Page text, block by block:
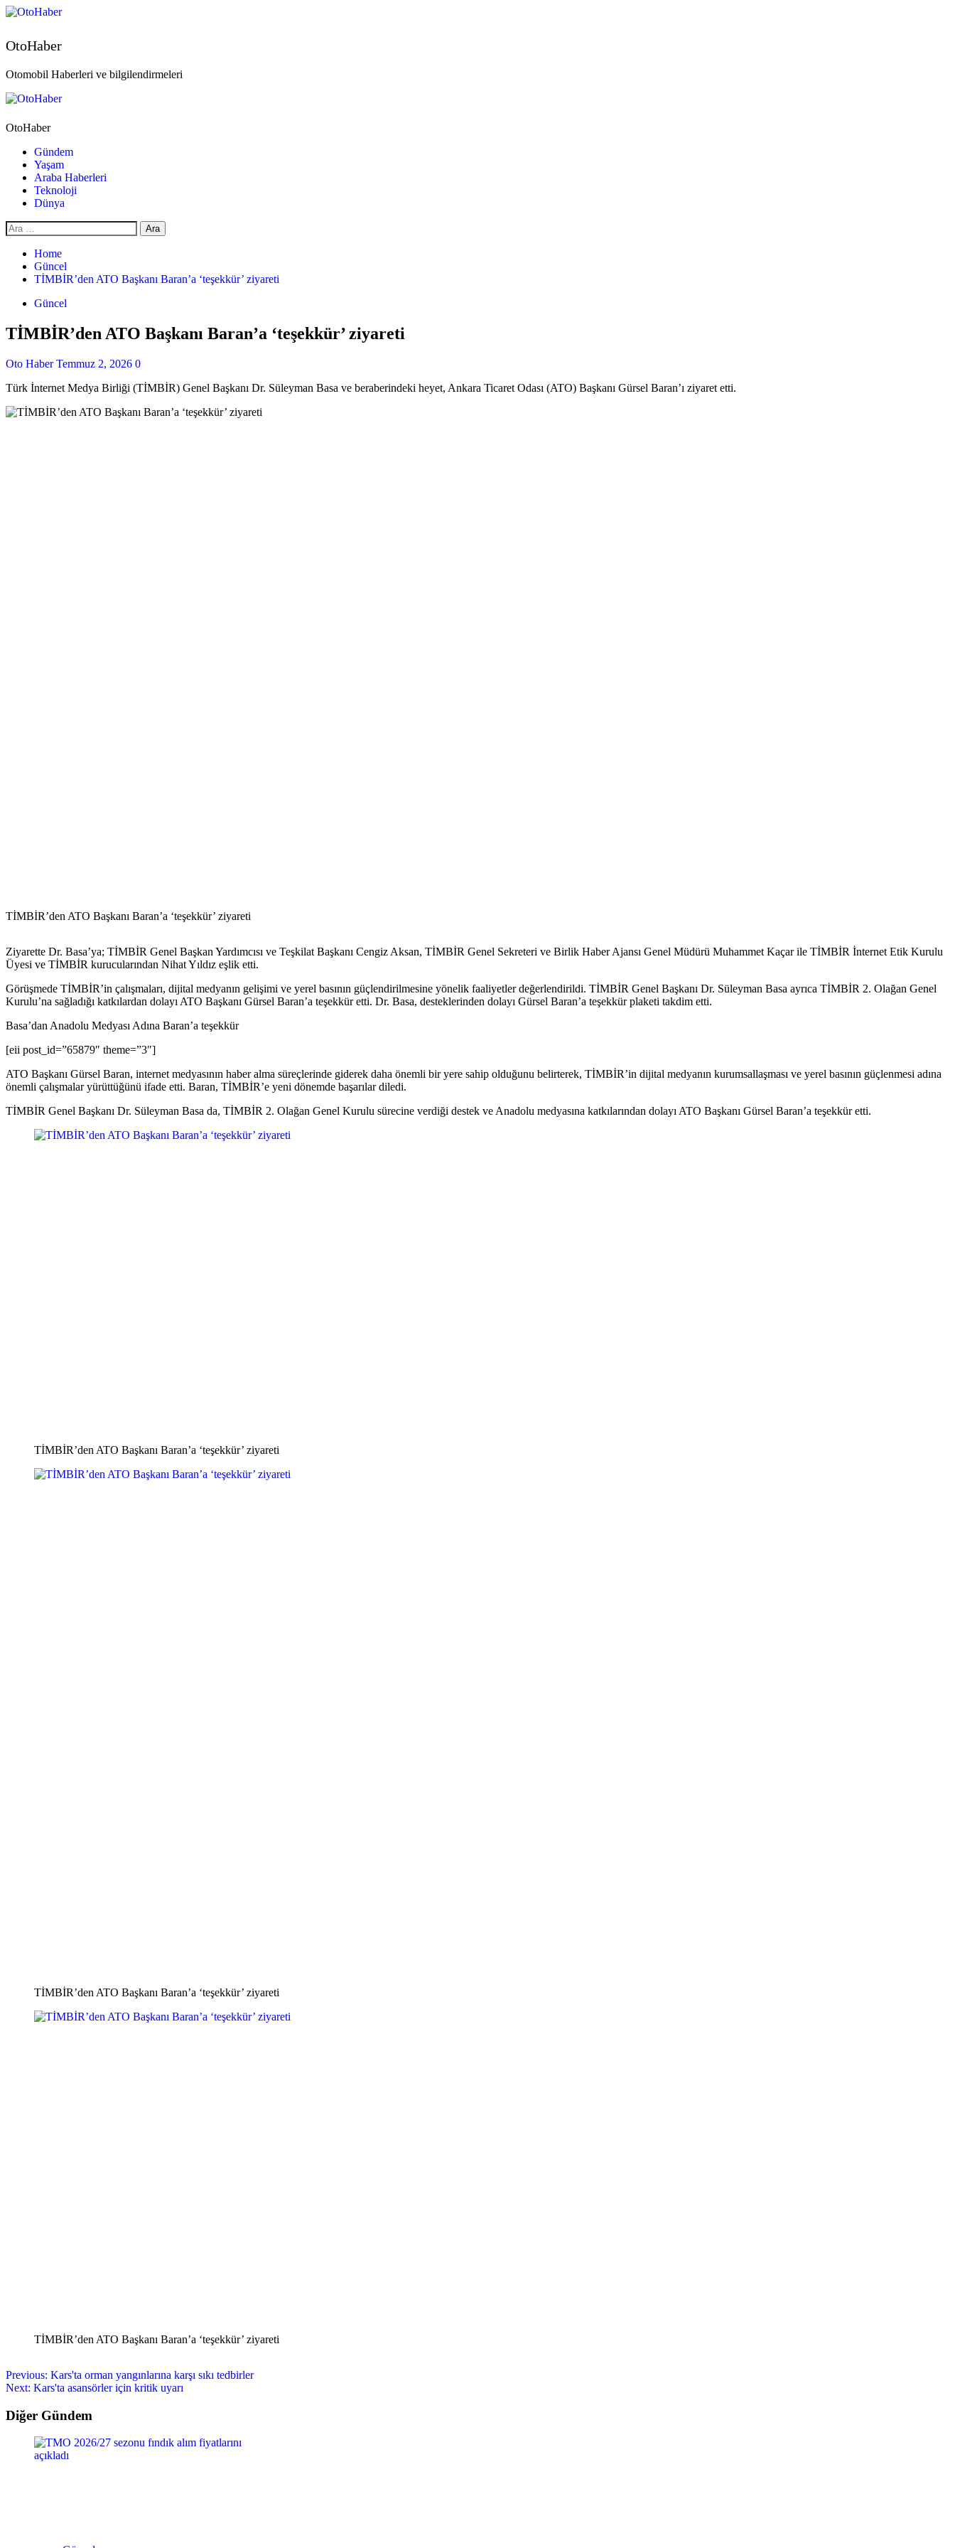
OtoHaber
Otomobil Haberleri ve bilgilendirmeleri
OtoHaber
Gündem
Yaşam
Araba Haberleri
Teknoloji
Dünya
Home
Güncel
TİMBİR’den ATO Başkanı Baran’a ‘teşekkür’ ziyareti
Güncel
TİMBİR’den ATO Başkanı Baran’a ‘teşekkür’ ziyareti
Oto HaberTemmuz 2, 2026 0
Türk İnternet Medya Birliği (TİMBİR) Genel Başkanı Dr. Süleyman Basa ve beraberindeki heyet, Ankara Ticaret Odası (ATO) Başkanı Gürsel Baran’ı ziyaret etti.
TİMBİR’den ATO Başkanı Baran’a ‘teşekkür’ ziyareti
Ziyarette Dr. Basa’ya; TİMBİR Genel Başkan Yardımcısı ve Teşkilat Başkanı Cengiz Aksan, TİMBİR Genel Sekreteri ve Birlik Haber Ajansı Genel Müdürü Muhammet Kaçar ile TİMBİR İnternet Etik Kurulu
Üyesi ve TİMBİR kurucularından Nihat Yıldız eşlik etti.
Görüşmede TİMBİR’in çalışmaları, dijital medyanın gelişimi ve yerel basının güçlendirilmesine yönelik faaliyetler değerlendirildi. TİMBİR Genel Başkanı Dr. Süleyman Basa ayrıca TİMBİR 2. Olağan Genel
Kurulu’na sağladığı katkılardan dolayı ATO Başkanı Gürsel Baran’a teşekkür etti. Dr. Basa, desteklerinden dolayı Gürsel Baran’a teşekkür plaketi takdim etti.
Basa’dan Anadolu Medyası Adına Baran’a teşekkür
[eii post_id=”65879″ theme=”3″]
ATO Başkanı Gürsel Baran, internet medyasının haber alma süreçlerinde giderek daha önemli bir yere sahip olduğunu belirterek, TİMBİR’in dijital medyanın kurumsallaşması ve yerel basının güçlenmesi adına
önemli çalışmalar yürüttüğünü ifade etti. Baran, TİMBİR’e yeni dönemde başarılar diledi.
TİMBİR Genel Başkanı Dr. Süleyman Basa da, TİMBİR 2. Olağan Genel Kurulu sürecine verdiği destek ve Anadolu medyasına katkılarından dolayı ATO Başkanı Gürsel Baran’a teşekkür etti.
TİMBİR’den ATO Başkanı Baran’a ‘teşekkür’ ziyareti
TİMBİR’den ATO Başkanı Baran’a ‘teşekkür’ ziyareti
TİMBİR’den ATO Başkanı Baran’a ‘teşekkür’ ziyareti
Previous: Kars'ta orman yangınlarına karşı sıkı tedbirler
Next: Kars'ta asansörler için kritik uyarı
Diğer Gündem